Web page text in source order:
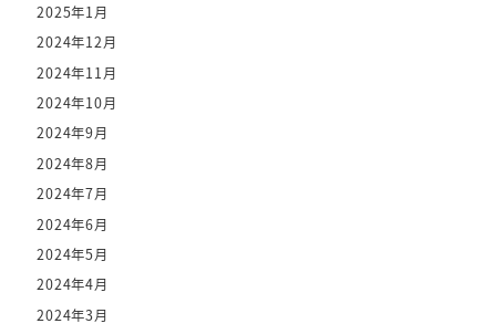
2025年1月
2024年12月
2024年11月
2024年10月
2024年9月
2024年8月
2024年7月
2024年6月
2024年5月
2024年4月
2024年3月